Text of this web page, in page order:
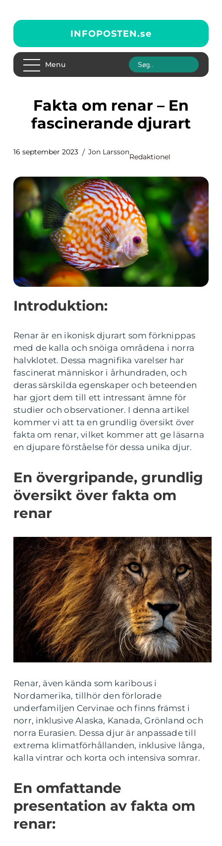
INFOPOSTEN.se
Menu
Fakta om renar – En
fascinerande djurart
16 september 2023 Jon Larsson
Redaktionel
Introduktion:
Renar är en ikonisk djurart som förknippas
med de kalla och snöiga områdena i norra
halvklotet. Dessa magnifika varelser har
fascinerat människor i århundraden, och
deras särskilda egenskaper och beteenden
har gjort dem till ett intressant ämne för
studier och observationer. I denna artikel
kommer vi att ta en grundlig översikt över
fakta om renar, vilket kommer att ge läsarna
en djupare förståelse för dessa unika djur.
En övergripande, grundlig
översikt över fakta om
renar
Renar, även kända som karibous i
Nordamerika, tillhör den förlorade
underfamiljen Cervinae och finns främst i
norr, inklusive Alaska, Kanada, Grönland och
norra Eurasien. Dessa djur är anpassade till
extrema klimatförhållanden, inklusive långa,
kalla vintrar och korta och intensiva somrar.
En omfattande
presentation av fakta om
renar: